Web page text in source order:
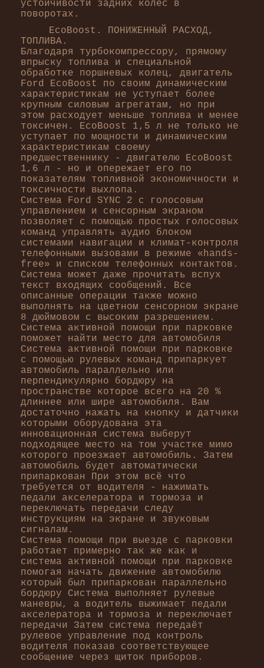
устойчивости задних колёс в
поворотах.
EcoBoost. ПОНИЖЕННЫЙ РАСХОД,
ТОПЛИВА.
Благодаря турбокомпрессору, прямому
впрыску топлива и специальной
обработке поршневых колец, двигатель
Ford EcoBoost по своим динамическим
характеристикам не уступает более
крупным силовым агрегатам, но при
этом расходует меньше топлива и менее
токсичен. EcoBoost 1,5 л не только не
уступает по мощности и динамическим
характеристикам своему
предшественнику - двигателю EcoBoost
1,6 л - но и опережает его по
показателям топливной экономичности и
токсичности выхлопа.
Система Ford SYNC 2 с голосовым
управлением и сенсорным экраном
позволяет с помощью простых голосовых
команд управлять аудио блоком
системами навигации и климат-контроля
телефонными вызовами в режиме «hands-
free» и списком телефонных контактов.
Система может даже прочитать вспух
текст входящих сообщений. Все
описанные операции также можно
выполнять на цветном сенсорном экране
8 дюймовом с высоким разрешением.
Система активной помощи при парковке
поможет найти место для автомобиля
Система активной помощи при парковке
с помощью рулевых команд припаркует
автомобиль параллельно или
перпендикулярно бордюру на
пространстве которое всего на 20 %
длиннее или шире автомобиля. Вам
достаточно нажать на кнопку и датчики
которыми оборудована эта
инновационная система выберут
подходящее место на том участке мимо
которого проезжает автомобиль. Затем
автомобиль будет автоматически
припаркован При этом всё что
требуется от водителя - нажимать
педали акселератора и тормоза и
переключать передачи следу
инструкциям на экране и звуковым
сигналам.
Система помощи при выезде с парковки
работает примерно так же как и
система активной помощи при парковке
помогая начать движение автомобилю
который был припаркован параллельно
бордюру Система выполняет рулевые
маневры, а водитель выжимает педали
акселератора и тормоза и переключает
передачи Затем система передаёт
рулевое управление под контроль
водителя показав соответствующее
сообщение через щиток приборов.